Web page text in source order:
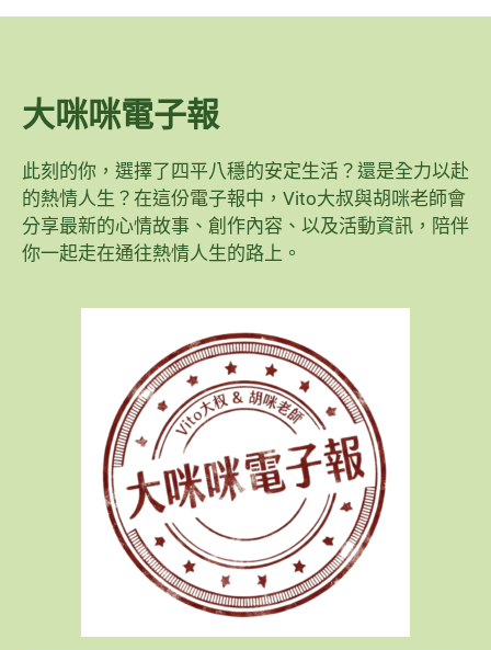
大咪咪電子報
此刻的你，選擇了四平八穩的安定生活？還是全力以赴
的熱情人生？在這份電子報中，Vito大叔與胡咪老師會
分享最新的心情故事、創作內容、以及活動資訊，陪伴
你一起走在通往熱情人生的路上。